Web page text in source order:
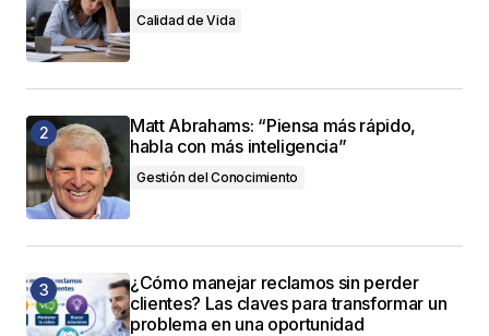
Calidad de Vida
Matt Abrahams: “Piensa más rápido,
habla con más inteligencia”
Gestión del Conocimiento
¿Cómo manejar reclamos sin perder
clientes? Las claves para transformar un
problema en una oportunidad